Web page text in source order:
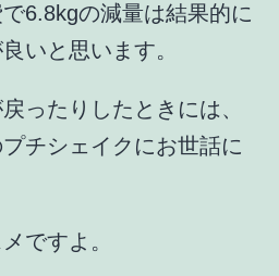
6.8kgの減量は結果的に
いと思います。
ったりしたときには、
チシェイクにお世話に
ですよ。